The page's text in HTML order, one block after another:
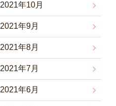
2021年10月
2021年9月
2021年8月
2021年7月
2021年6月